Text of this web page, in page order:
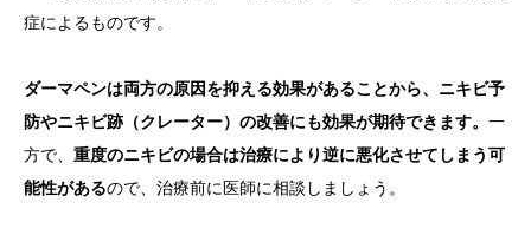
症によるものです。
ダーマペンは両方の原因を抑える効果があることから、ニキビ予
防やニキビ跡（クレーター）の改善にも効果が期待できます。 一
方で、 重度のニキビの場合は治療により逆に悪化させてしまう可
能性があるので、治療前に医師に相談しましょう。